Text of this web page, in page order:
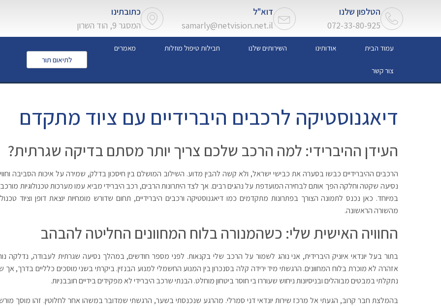
הטלפון שלנו
072-33-80-925
דוא"ל
samarly@netvision.net.il
כתובתינו
המסגר 9, הוד השרון
עמוד הבית אודותינו השירותים שלנו חבילות טיפול מוזלות מאמרים
צור קשר
לתיאום תור
דיאגנוסטיקה לרכבים היברידיים עם ציוד מתקדם
העידן ההיברידי: למה הרכב שלכם צריך יותר מסתם בדיקה שגרתית?
הרכבים ההיברידיים כבשו בסערה את כבישי ישראל, ולא קשה להבין מדוע. השילוב המושלם בין חיסכון בדלק, שמירה על איכות הסביבה
נסיעה שקטה וחלקה הפך אותם לבחירה המועדפת על נהגים רבים. אך לצד היתרונות הרבים, רכב היברידי מביא עמו מערכות טכנולוגיות
במיוחד. כאן נכנס לתמונה הצורך בפתרונות מתקדמים כמו דיאגנוסטיקה ורכבים היברידיים, תחום שדורש מומחיות יוצאת דופן וציוד
מהשורה הראשונה.
החוויה האישית שלי: כשהמנורה בלוח המחוונים החליטה להבהב
בתור בעל יונדאי איוניק היברידית, אני נוהג לשמור על הרכב שלי בקנאות. לפני מספר חודשים, במהלך נסיעה שגרתית לעבודה, נדלקה
אזהרה לא מוכרת בלוח המחוונים. הרגשתי מיד ירידה קלה בסנכרון בין המנוע החשמלי למנוע הבנזין. ביקרתי בשני מוסכים כלליים בדרך, אך
נתקלתי במבטים מבוהלים ובניסיונות ניחוש שעוררו בי חוסר ביטחון מוחלט. הבנתי שרכב היברידי לא מפקידים בידיים חובבניות.
בהמלצת חבר קרוב, הגעתי אל מרכז שירות יונדאי דני סמרלי. מהרגע שנכנסתי בשער, הרגשתי שמדובר במשהו אחר לחלוטין. זהו מוסך